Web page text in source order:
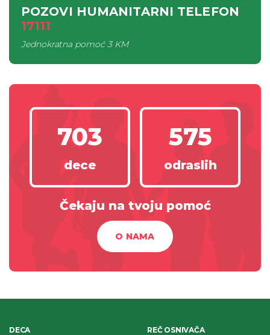
POZOVI HUMANITARNI TELEFON
17111
Jednokratna pomoć3 KM
703
dece
575
odraslih
Čekaju na tvoju pomoć
O NAMA
DECA REČ OSNIVAČA